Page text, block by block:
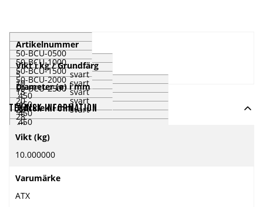
Artikelnummer
Vikt i kg / Grundfärg
Diameter (ø) i mm
Tjocklek i mm
50-BCU-0500
5 svart
450
28
50-BCU-1000
10 svart
450
47
50-BCU-1500
15 svart
450
62
50-BCU-2000
20 svart
450
72
50-BCU-2500
25 svart
87
Teknisk information
information
Vikt (kg)
10.000000
Varumärke
ATX